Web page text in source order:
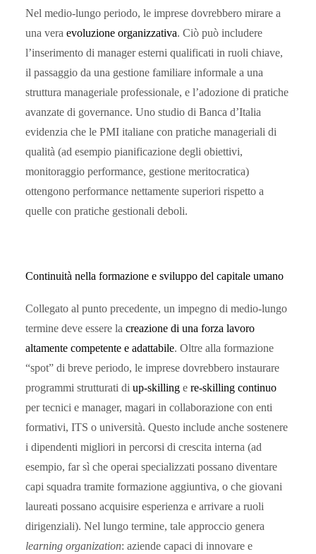
Nel medio-lungo periodo, le imprese dovrebbero mirare a
una vera evoluzione organizzativa. Ciò può includere
l’inserimento di manager esterni qualificati in ruoli chiave,
il passaggio da una gestione familiare informale a una
struttura manageriale professionale, e l’adozione di pratiche
avanzate di governance. Uno studio di Banca d’Italia
evidenzia che le PMI italiane con pratiche manageriali di
qualità (ad esempio pianificazione degli obiettivi,
monitoraggio performance, gestione meritocratica)
ottengono performance nettamente superiori rispetto a
quelle con pratiche gestionali deboli.
Continuità nella formazione e sviluppo del capitale umano
Collegato al punto precedente, un impegno di medio-lungo
termine deve essere la creazione di una forza lavoro
altamente competente e adattabile. Oltre alla formazione
“spot” di breve periodo, le imprese dovrebbero instaurare
programmi strutturati di up-skilling e re-skilling continuo
per tecnici e manager, magari in collaborazione con enti
formativi, ITS o università. Questo include anche sostenere
i dipendenti migliori in percorsi di crescita interna (ad
esempio, far sì che operai specializzati possano diventare
capi squadra tramite formazione aggiuntiva, o che giovani
laureati possano acquisire esperienza e arrivare a ruoli
dirigenziali). Nel lungo termine, tale approccio genera
learning organization: aziende capaci di innovare e